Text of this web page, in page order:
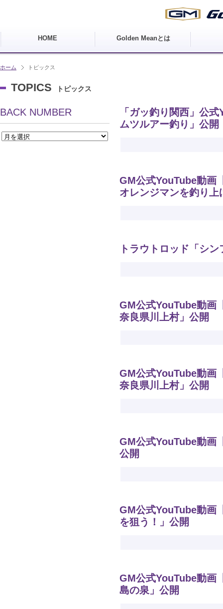
HOME Golden Meanとは
ホーム トピックス
TOPICS トピックス
「ガッ釣り関西」公
ムツルアー釣り」公開
GM公式YouTube動画
オレンジマンを釣り
トラウトロッド「シ
GM公式YouTube動画
奈良県川上村」公開
GM公式YouTube動画
奈良県川上村」公開
GM公式YouTube動画
公開
GM公式YouTube動画
を狙う！」公開
GM公式YouTube動画
島の泉」公開
BACK NUMBER